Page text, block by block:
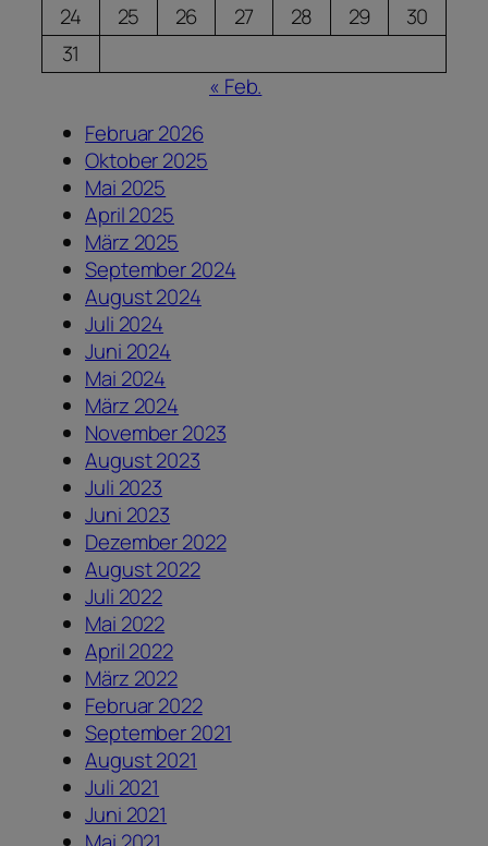
24
25 26 27 28 29
30
31
« Feb.
Februar 2026
Oktober 2025
Mai 2025
April 2025
März 2025
September 2024
August 2024
Juli 2024
Juni 2024
Mai 2024
März 2024
November 2023
August 2023
Juli 2023
Juni 2023
Dezember 2022
August 2022
Juli 2022
Mai 2022
April 2022
März 2022
Februar 2022
September 2021
August 2021
Juli 2021
Juni 2021